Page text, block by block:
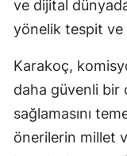
ve dijital
yönelik tespit ve
Karakoç,
daha güvenli bir
sağlamasını
önerilerin millet